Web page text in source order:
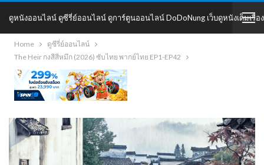
ดูหนังออนไลน์ ดูซีรี่ย์ออนไลน์ ดูการ์ตูนออนไลน์ DoDoNung เว็บดูหนังเต็มเรื่อง
DoDoNung
Home
ดูซีรี่ย์ออนไลน์
The Heir กงสีสีหมึก (2026) ซับไทย พากย์ไทย EP1-EP42